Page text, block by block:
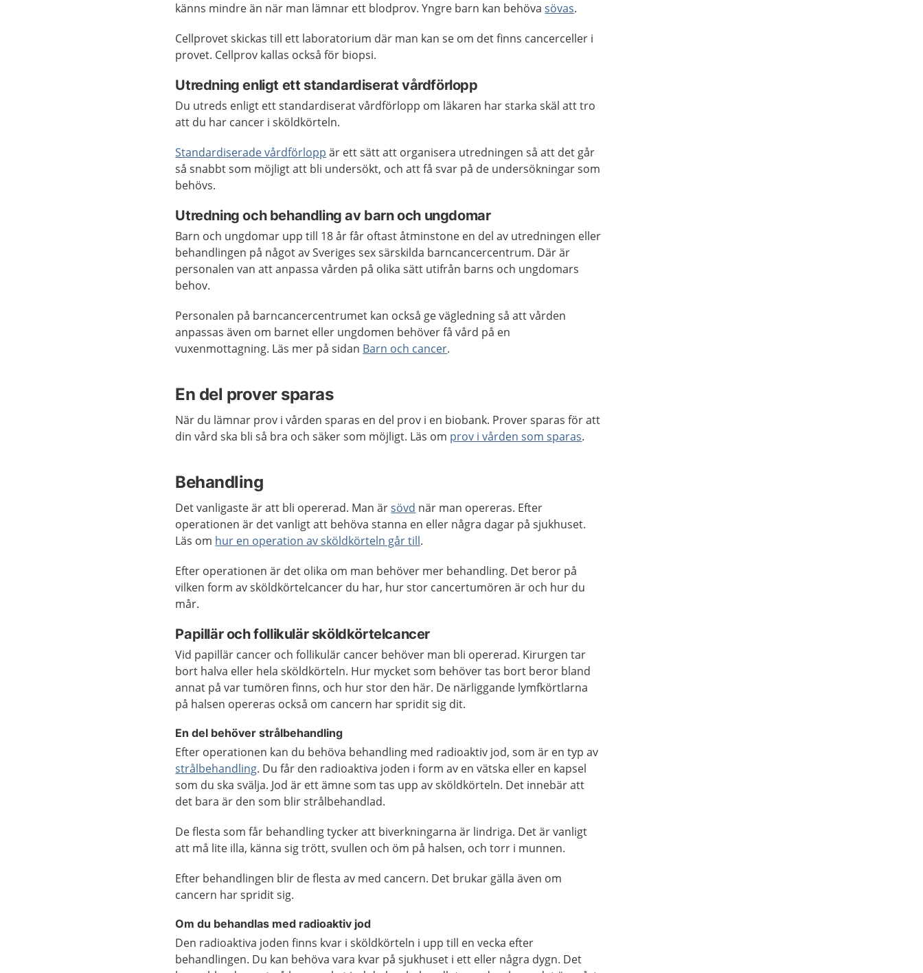
känns mindre än när man lämnar ett blodprov. Yngre barn kan behövasövas.
Cellprovet skickas till ett laboratorium där man kan se om det finns cancerceller i
provet. Cellprov kallas också för biopsi.
Utredning enligt ett standardiserat vårdförlopp
Du utreds enligt ett standardiserat vårdförlopp om läkaren har starka skäl att tro
att du har cancer i sköldkörteln.
Standardiserade vårdförlopp är ett sätt att organisera utredningen så att det går
så snabbt som möjligt att bli undersökt, och att få svar på de undersökningar som
behövs.
Utredning och behandling av barn och ungdomar
Barn och ungdomar upp till 18 år får oftast åtminstone en del av utredningen eller
behandlingen på något av Sveriges sex särskilda barncancercentrum. Där är
personalen van att anpassa vården på olika sätt utifrån barns och ungdomars
behov.
Personalen på barncancercentrumet kan också ge vägledning så att vården
anpassas även om barnet eller ungdomen behöver få vård på en
vuxenmottagning. Läs mer på sidan Barn och cancer.
En del prover sparas
När du lämnar prov i vården sparas en del prov i en biobank. Prover sparas för att
din vård ska bli så bra och säker som möjligt. Läs om prov i vården som sparas.
Behandling
Det vanligaste är att bli opererad. Man ärsövd när man opereras. Efter
operationen är det vanligt att behöva stanna en eller några dagar på sjukhuset.
Läs om hur en operation av sköldkörteln går till.
Efter operationen är det olika om man behöver mer behandling. Det beror på
vilken form av sköldkörtelcancer du har, hur stor cancertumören är och hur du
mår.
Papillär och follikulär sköldkörtelcancer
Vid papillär cancer och follikulär cancer behöver man bli opererad. Kirurgen tar
bort halva eller hela sköldkörteln. Hur mycket som behöver tas bort beror bland
annat på var tumören finns, och hur stor den här. De närliggande lymfkörtlarna
på halsen opereras också om cancern har spridit sig dit.
En del behöver strålbehandling
Efter operationen kan du behöva behandling med radioaktiv jod, som är en typ av
strålbehandling. Du får den radioaktiva joden i form av en vätska eller en kapsel
som du ska svälja. Jod är ett ämne som tas upp av sköldkörteln. Det innebär att
det bara är den som blir strålbehandlad.
De flesta som får behandling tycker att biverkningarna är lindriga. Det är vanligt
att må lite illa, känna sig trött, svullen och öm på halsen, och torr i munnen.
Efter behandlingen blir de flesta av med cancern. Det brukar gälla även om
cancern har spridit sig.
Om du behandlas med radioaktiv jod
Den radioaktiva joden finns kvar i sköldkörteln i upp till en vecka efter
behandlingen. Du kan behöva vara kvar på sjukhuset i ett eller några dygn. Det